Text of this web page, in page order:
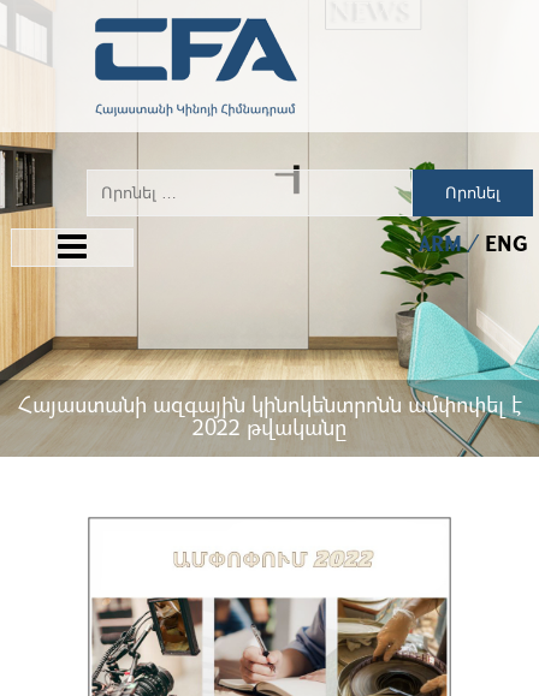
Որոնել
ARM ENG
Հայաստանի ազգային կինոկենտրոնն ամփոփել է
2022 թվականը